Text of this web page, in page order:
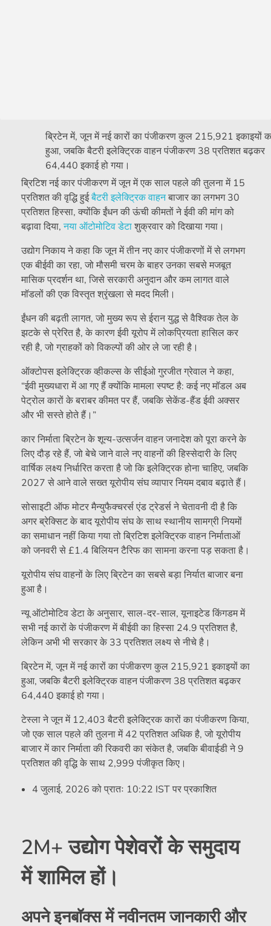
ब्रिटेन में, जून में नई कारों का पंजीकरण कुल 215,921 इकाइयों
हुआ, जबकि बैटरी इलेक्ट्रिक वाहन पंजीकरण 38 प्रतिशत बढ़कर
64,440 इकाई हो गया।
ब्रिटिश नई कार पंजीकरण में जून में एक साल पहले की तुलना में 15
प्रतिशत की वृद्धि हुईबैटरी इलेक्ट्रिक वाहनबाजार का लगभग ⁠30
प्रतिशत हिस्सा, क्योंकि ईंधन की ऊंची कीमतों ने ईवी की मांग को
बढ़ावा दिया,नया ऑटोमोटिव डेटाशुक्रवार को दिखाया गया।
उद्योग निकाय ने कहा कि जून में तीन नए कार पंजीकरणों में से लगभग
एक बीईवी का रहा, जो मौसमी चरम के बाहर उनका सबसे मजबूत
मासिक प्रदर्शन था, जिसे सरकारी अनुदान और कम लागत वाले
मॉडलों की एक विस्तृत श्रृंखला से मदद मिली।
ईंधन की बढ़ती लागत, जो मुख्य रूप से ईरान युद्ध से वैश्विक तेल के
झटके से प्रेरित है, के कारण ईवी यूरोप में लोकप्रियता हासिल कर
रही है, जो ग्राहकों को विकल्पों की ओर ले जा रही है।
ऑक्टोपस इलेक्ट्रिक व्हीकल्स के सीईओ गुरजीत ग्रेवाल ने कहा,
“ईवी मुख्यधारा में आ गए हैं क्योंकि मामला स्पष्ट है: कई नए मॉडल अब
पेट्रोल कारों के बराबर कीमत पर हैं, जबकि सेकेंड-हैंड ईवी अक्सर
और भी सस्ते होते हैं।”
कार निर्माता ब्रिटेन के शून्य-उत्सर्जन वाहन जनादेश को पूरा करने के
लिए दौड़ रहे हैं, जो बेचे जाने वाले नए वाहनों की हिस्सेदारी के लिए
वार्षिक लक्ष्य निर्धारित करता है जो कि इलेक्ट्रिक होना चाहिए, जबकि
2027 से आने वाले सख्त यूरोपीय संघ व्यापार नियम दबाव बढ़ाते हैं।
सोसाइटी ऑफ मोटर मैन्युफैक्चरर्स एंड ट्रेडर्स ने चेतावनी दी है कि
अगर ब्रेक्सिट के बाद यूरोपीय संघ के साथ स्थानीय सामग्री नियमों
का समाधान नहीं किया गया तो ब्रिटिश इलेक्ट्रिक वाहन निर्माताओं
को जनवरी से £1.4 बिलियन टैरिफ का सामना करना पड़ सकता है।
यूरोपीय संघ वाहनों के लिए ब्रिटेन का सबसे बड़ा निर्यात बाजार बना
हुआ है।
न्यू ऑटोमोटिव डेटा के अनुसार, साल-दर-साल, यूनाइटेड किंगडम में
सभी नई कारों के पंजीकरण में बीईवी का हिस्सा 24.9 प्रतिशत है,
लेकिन अभी भी सरकार के 33 प्रतिशत लक्ष्य से नीचे है।
ब्रिटेन में, जून में नई कारों का पंजीकरण कुल 215,921 इकाइयों का
हुआ, जबकि बैटरी इलेक्ट्रिक वाहन पंजीकरण 38 प्रतिशत बढ़कर
64,440 इकाई हो गया।
टेस्ला ने जून में 12,403 बैटरी इलेक्ट्रिक कारों का पंजीकरण किया,
जो एक साल पहले की तुलना में 42 प्रतिशत अधिक है, जो यूरोपीय
बाजार में कार निर्माता की रिकवरी का संकेत है, जबकि बीवाईडी ने 9
प्रतिशत की वृद्धि के साथ 2,999 पंजीकृत किए।
4 जुलाई, 2026 को प्रातः 10:22 IST पर प्रकाशित
2M+ उद्योग पेशेवरों के समुदाय
में शामिल हों।
अपने इनबॉक्स में नवीनतम जानकारी और